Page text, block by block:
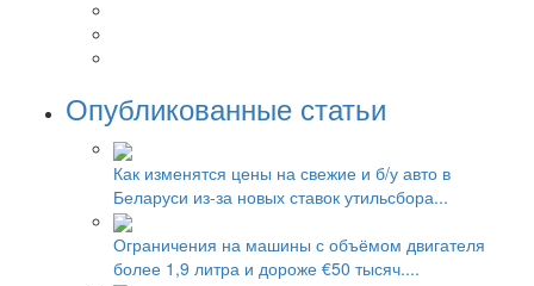
Опубликованные статьи
Как изменятся цены на свежие и б/у авто в
Беларуси из-за новых ставок утильсбора...
Ограничения на машины с объёмом двигателя
более 1,9 литра и дороже €50 тысяч....